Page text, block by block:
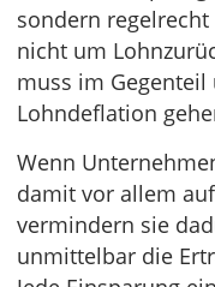
sondern
nicht um
muss im
Lohndeflation
Wenn
damit vor allem
vermindern sie
unmittelbar die